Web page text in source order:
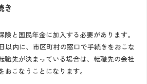
き
険と国民年金に加入する必要があります。
以内に、市区町村の窓口で手続きをおこな
職先が決まっている場合は、転職先の会社
おこなうことになります。